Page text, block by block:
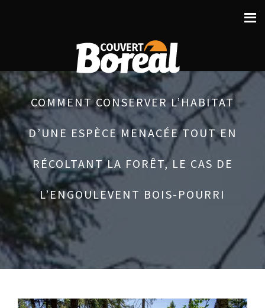
COMMENT CONSERVER L’HABITAT
D’UNE ESPÈCE MENACÉE TOUT EN
RÉCOLTANT LA FORÊT, LE CAS DE
L’ENGOULEVENT BOIS-POURRI